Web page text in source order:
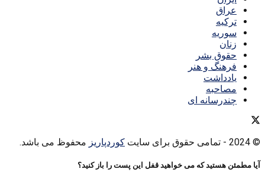
عراق
ترکیه
سوریه
زنان
حقوق بشر
فرهنگ و هنر
یادداشت
مصاحبه
چندرسانه ای
© 2024 - تمامی حقوق برای سایت کوردپاریز محفوظ می باشد.
آیا مطمئن هستید که می خواهید قفل این پست را باز کنید؟